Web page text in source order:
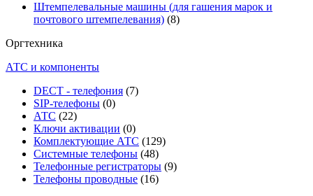
Штемпелевальные машины (для гашения марок и
почтового штемпелевания) (8)
Оргтехника
АТС и компоненты
DECT - телефония (7)
SIP-телефоны (0)
АТС (22)
Ключи активации (0)
Комплектующие АТС (129)
Системные телефоны (48)
Телефонные регистраторы (9)
Телефоны проводные (16)